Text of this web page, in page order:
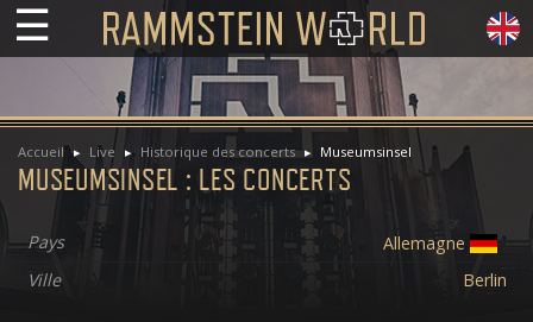
☰
Accueil Live Historique des concerts Museumsinsel
MUSEUMSINSEL : LES CONCERTS
Pays
Allemagne
Ville
Berlin